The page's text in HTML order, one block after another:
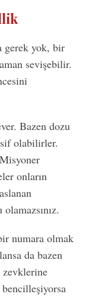
gerek yok, bir
sevişebilir.
Bazen dozu
olabilirler.
onların
numara olmak
da bazen